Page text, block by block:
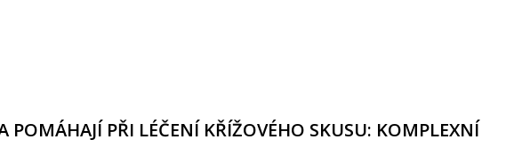
POMÁHAJÍ PŘI LÉČENÍ KŘÍŽOVÉHO SKUSU: KOMPLEXNÍ